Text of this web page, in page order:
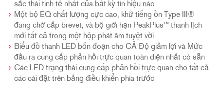
sắc thái tinh tế nhất của bất kỳ tín hiệu nào
Một bộ EQ chất lượng cực cao, khử tiếng ồn Type III®
đang chờ cấp brevet, và bộ giới hạn PeakPlus™ thanh lịch
mới tất cả trong một hộp phát âm tuyệt vời
Biểu đồ thanh LED bốn đoạn cho CẢ Độ giảm lợi và Mức
đầu ra cung cấp phản hồi trực quan toàn diện nhất có sẵn
Các LED trạng thái cung cấp phản hồi trực quan cho tất cả
các cài đặt trên bảng điều khiển phía trước